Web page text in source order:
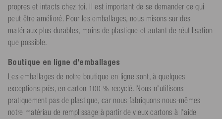
propres et intacts chez toi. Il est important de se demander ce qui
peut être amélioré. Pour les emballages, nous misons sur des
matériaux plus durables, moins de plastique et autant de réutilisation
que possible.
Boutique en ligne d'emballages
Les emballages de notre boutique en ligne sont, à quelques
exceptions près, en carton 100 % recyclé. Nous n'utilisons
pratiquement pas de plastique, car nous fabriquons nous-mêmes
notre matériau de remplissage à partir de vieux cartons à l'aide